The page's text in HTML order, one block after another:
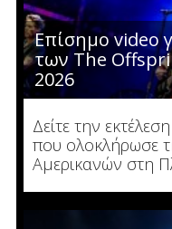
Επίσημο video
των The
2026
Δείτε την
που ολοκλήρωσε
Αμερικανών στη